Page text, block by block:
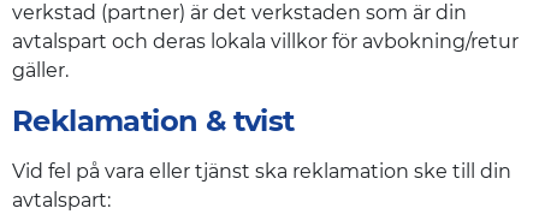
verkstad (partner) är det verkstaden som är din
avtalspart och deras lokala villkor för avbokning/retur
gäller.
Reklamation & tvist
Vid fel på vara eller tjänst ska reklamation ske till din
avtalspart: